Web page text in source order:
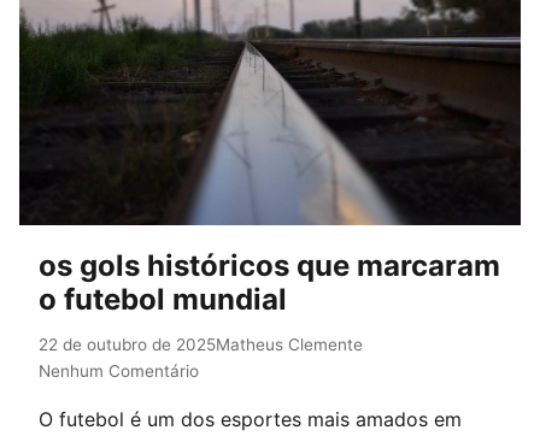
os gols históricos que marcaram
o futebol mundial
22 de outubro de 2025Matheus Clemente
Nenhum Comentário
O futebol é um dos esportes mais amados em